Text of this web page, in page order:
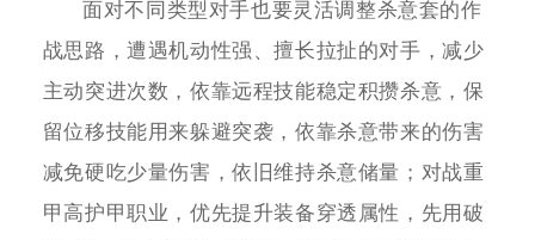
面对不同类型对手也要灵活调整杀意套的作
战思路，遭遇机动性强、擅长拉扯的对手，减少
主动突进次数，依靠远程技能稳定积攒杀意，保
留位移技能用来躲避突袭，依靠杀意带来的伤害
减免硬吃少量伤害，依旧维持杀意储量；对战重
甲高护甲职业，优先提升装备穿透属性，先用破